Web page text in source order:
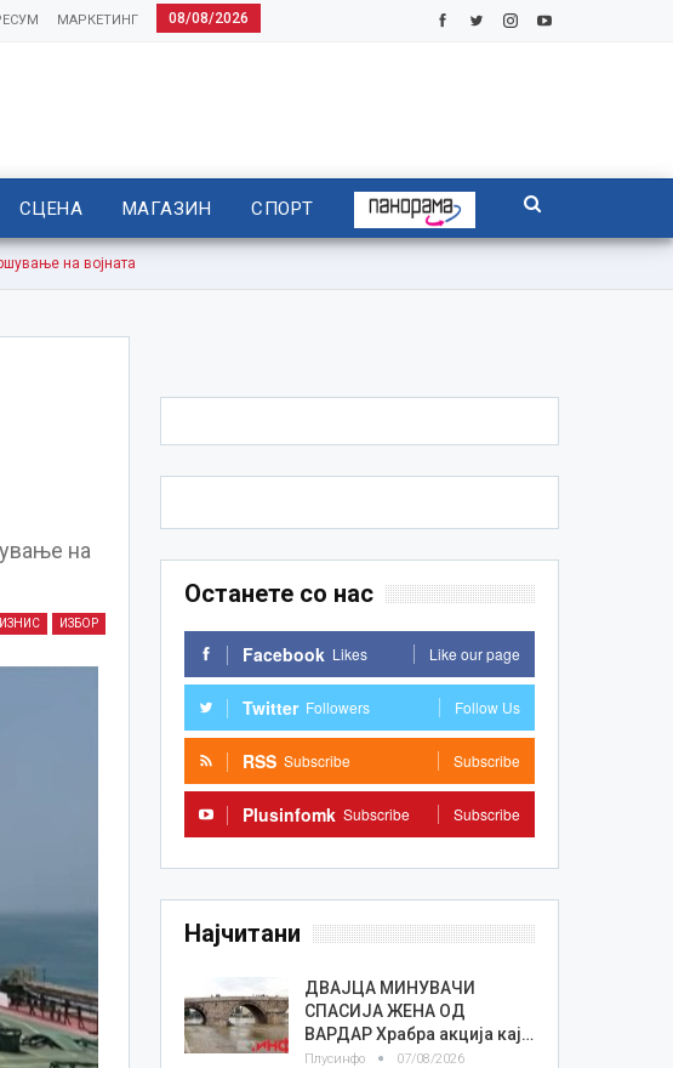
08/08/2026
МАРКЕТИНГ
СЦЕНА МАГАЗИН СПОРТ
на војната
на
ИЗБОР
Останете со нас
Facebook Likes Like our page
Twitter Followers Follow Us
RSS Subscribe Subscribe
Plusinfomk Subscribe Subscribe
Најчитани
ДВАЈЦА МИНУВАЧИ
СПАСИЈА ЖЕНА ОД
ВАРДАР Храбра акција кај…
Плусинфо 07/08/2026